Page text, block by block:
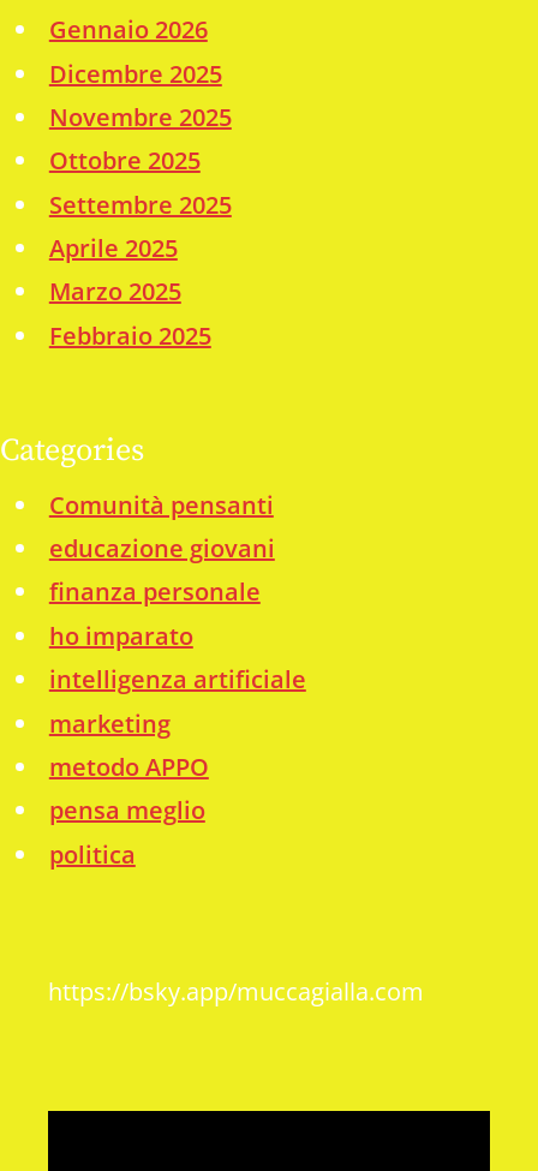
Gennaio 2026
Dicembre 2025
Novembre 2025
Ottobre 2025
Settembre 2025
Aprile 2025
Marzo 2025
Febbraio 2025
Categories
Comunità pensanti
educazione giovani
finanza personale
ho imparato
intelligenza artificiale
marketing
metodo APPO
pensa meglio
politica
https://bsky.app/muccagialla.com